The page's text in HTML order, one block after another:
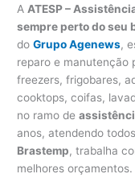
A ATESP –
sempre perto do seu
doGrupo Agenews,
reparo e manutenção
freezers, frigobares,
cooktops, coifas,
no ramo de
anos, atendendo
Brastemp, trabalha
melhores